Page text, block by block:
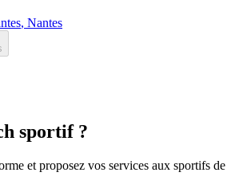
, Nantes
sportif ?
et proposez vos services aux sportifs de